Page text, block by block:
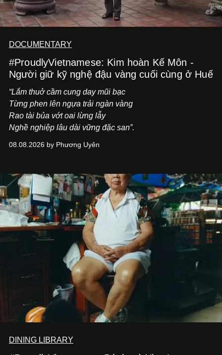
DOCUMENTARY
#ProudlyVietnamese: Kim hoàn Kế Môn -
Người giữ kỹ nghệ đậu vàng cuối cùng ở Huế
“Lắm thuở cầm cung day mũi bạc
Từng phen lên ngựa trải ngàn vàng
Rao tài bủa vớt oai lừng lẫy
Nghề nghiệp lâu dài vững đặc san”.
08.08.2026 by Phương Uyên
DINING LIBRARY